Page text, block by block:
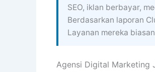
SEO, iklan berbayar,
Berdasarkan laporan
Layanan mereka
Agensi Digital Marketing